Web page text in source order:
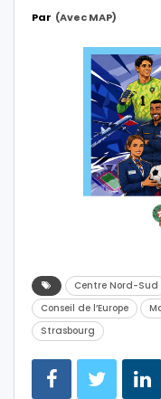
Par (avec MAP)
Centre Nord-Sud
Conseil de l’Europe
Strasbourg